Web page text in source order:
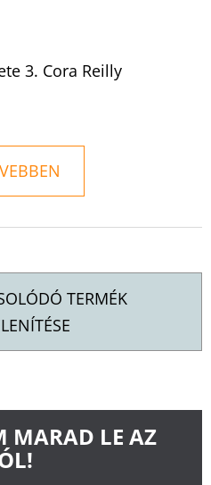
3. Cora Reilly
TERMÉK
MARAD LE AZ